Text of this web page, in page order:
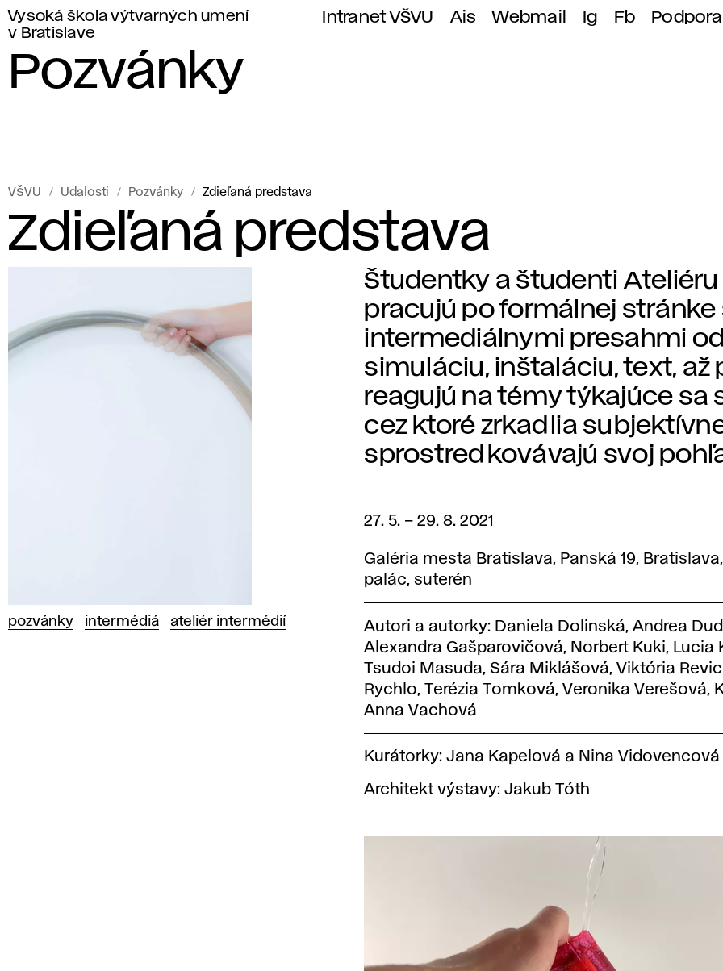
Vysoká škola výtvarných umení
v Bratislave
Intranet VŠVU Ais Webmail Ig Fb
Pozvánky
VŠVU Udalosti Pozvánky Zdieľaná predstava
Zdieľaná predstava
pozvánky intermédiá ateliér intermédií
Študentky a študenti
pracujú po formálnej stránke
intermediálnymi presahmi
simuláciu, inštaláciu, text, až
reagujú na témy týkajúce
cez ktoré zrkadlia
sprostredkovávajú svoj
27. 5. –29. 8. 2021
Galéria mesta Bratislava, Panská 19,
palác, suterén
Autori a autorky: Daniela Dolinská, Andrea
Alexandra Gašparovičová, Norbert Kuki, Lucia
Tsudoi Masuda, Sára Miklášová, Viktória
Rychlo, Terézia Tomková, Veronika Verešová,
Anna Vachová
Kurátorky: Jana Kapelová a Nina
Architekt výstavy: Jakub Tóth